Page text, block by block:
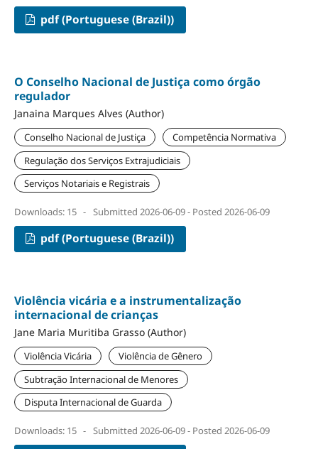
pdf (Portuguese (Brazil))
O Conselho Nacional de Justiça como órgão
regulador
Janaina Marques Alves (Author)
Conselho Nacional de Justiça
Competência Normativa
Regulação dos Serviços Extrajudiciais
Serviços Notariais e Registrais
Downloads: 15 - Submitted 2026-06-09 - Posted 2026-06-09
pdf (Portuguese (Brazil))
Violência vicária e a instrumentalização
internacional de crianças
Jane Maria Muritiba Grasso (Author)
Violência Vicária
Violência de Gênero
Subtração Internacional de Menores
Disputa Internacional de Guarda
Downloads: 15 - Submitted 2026-06-09 - Posted 2026-06-09